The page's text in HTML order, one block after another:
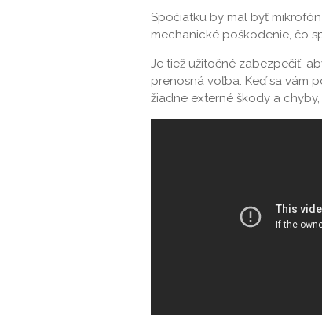
Spočiatku by mal byť
mechanické poškodenie, čo
Je tiež užitočné zabezpečiť,
prenosná voľba. Keď sa vám
žiadne externé škody a